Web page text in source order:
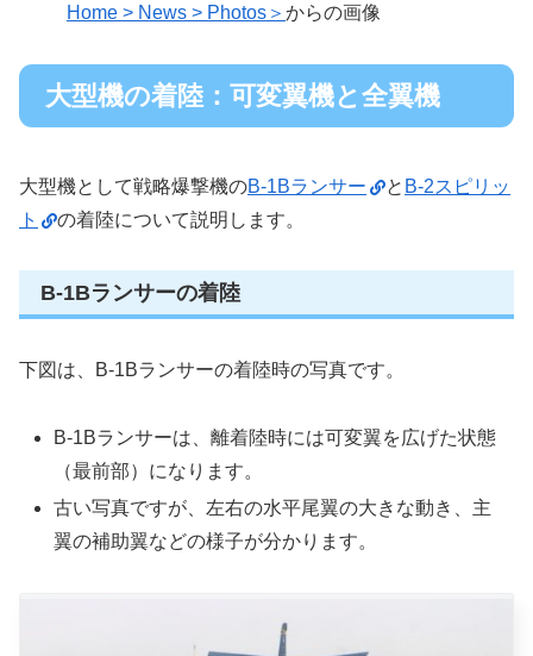
Home > News > Photos＞ からの画像
大型機の着陸：可変翼機と全翼機
大型機として戦略爆撃機のB-1Bランサー と B-2スピリッ
ト
の着陸について説明します。
B-1Bランサーの着陸
下図は、B-1Bランサーの着陸時の写真です。
B-1Bランサーは、離着陸時には可変翼を広げた状態
（最前部）になります。
古い写真ですが、左右の水平尾翼の大きな動き、主
翼の補助翼などの様子が分かります。